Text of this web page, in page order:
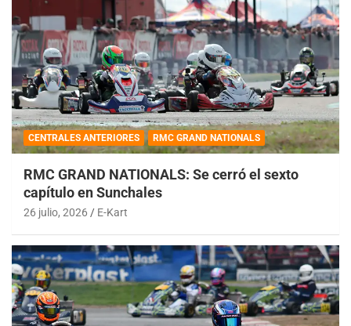
CENTRALES ANTERIORES RMC GRAND NATIONALS
RMC GRAND NATIONALS: Se cerró el sexto
capítulo en Sunchales
26 julio, 2026 E-Kart